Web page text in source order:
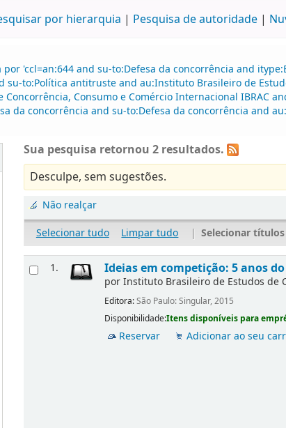
por hierarquia Pesquisa de autoridade
'ccl=an:644 and su-to:Defesa da concorrência and
su-to:Política antitruste and au:Instituto Brasileiro de
Concorrência, Consumo e Comércio Internacional IBRAC
da concorrência and su-to:Defesa da concorrência and
Sua pesquisa retornou 2 resultados.
Desculpe, sem sugestões.
Não realçar
Selecionar tudo
Limpar tudo | Selecionar
1. Ideias em competição: 5 anos
porInstituto Brasileiro de Estudos de
Editora:São Paulo: Singular, 2015
Disponibilidade:Itens disponíveis para
Reservar Adicionar ao seu